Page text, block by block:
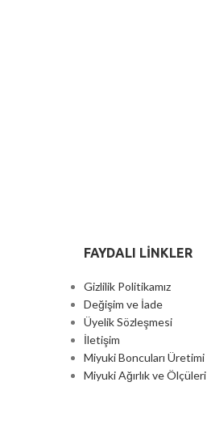
FAYDALI LİNKLER
Gizlilik Politikamız
Değişim ve İade
Üyelik Sözleşmesi
İletişim
Miyuki Boncuları Üretimi
Miyuki Ağırlık ve Ölçüleri